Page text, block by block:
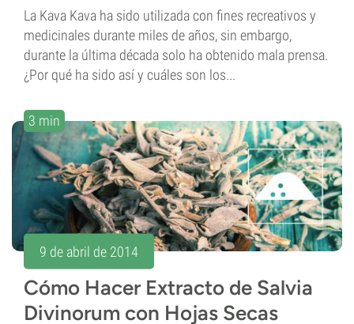
La Kava Kava ha sido utilizada con fines recreativos y
medicinales durante miles de años, sin embargo,
durante la última década solo ha obtenido mala prensa.
¿Por qué ha sido así y cuáles son los...
3 min
9 de abril de 2014
Cómo Hacer Extracto de Salvia
Divinorum con Hojas Secas